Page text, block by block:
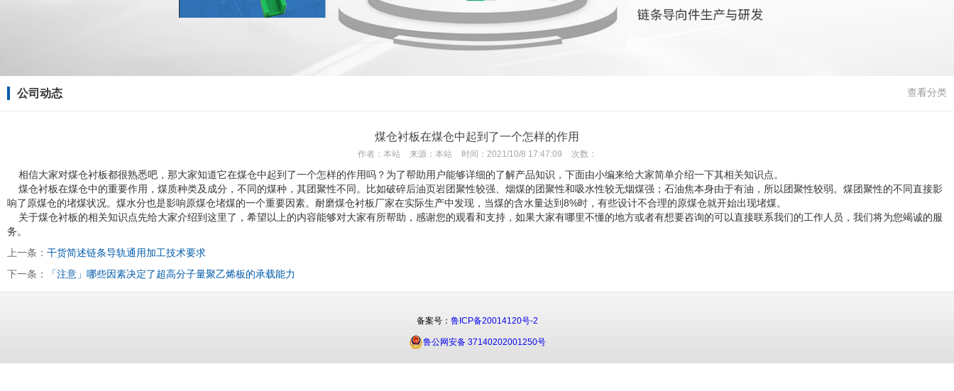
公司动态 查看分类
煤仓衬板在煤仓中起到了一个怎样的作用
作者： 本站 来源： 本站 时间： 2021/10/8 17:47:09 次数：
相信大家对煤仓衬板都很熟悉吧，那大家知道它在煤仓中起到了一个怎样的作用吗？为了帮助用户能够详细的了解产品知识，下面由小编来给大家简单介绍一下其相关知识点。
煤仓衬板在煤仓中的重要作用，煤质种类及成分，不同的煤种，其团聚性不同。比如破碎后油页岩团聚性较强、烟煤的团聚性和吸水性较无烟煤强；石油焦本身由于有油，所以团聚性较弱。煤团聚性的不同直接影
响了原煤仓的堵煤状况。煤水分也是影响原煤仓堵煤的一个重要因素。耐磨煤仓衬板厂家在实际生产中发现，当煤的含水量达到8%时，有些设计不合理的原煤仓就开始出现堵煤。
关于煤仓衬板的相关知识点先给大家介绍到这里了，希望以上的内容能够对大家有所帮助，感谢您的观看和支持，如果大家有哪里不懂的地方或者有想要咨询的可以直接联系我们的工作人员，我们将为您竭诚的服
务。
上一条： 干货简述链条导轨通用加工技术要求
下一条：
「注意」哪些因素决定了超高分子量聚乙烯板的承载能力
备案号： 鲁ICP备20014120号-2
鲁公网安备 37140202001250号